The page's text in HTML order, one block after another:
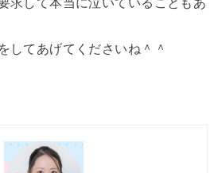
してあげてくださいね＾＾